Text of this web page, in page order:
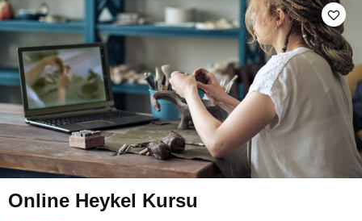
Online Heykel Kursu